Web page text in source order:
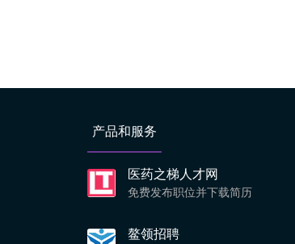
产品和服务
医药之梯人才网
免费发布职位并下载简历
鳌领招聘